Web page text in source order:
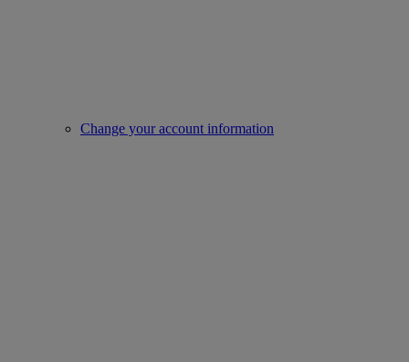
Change your account information